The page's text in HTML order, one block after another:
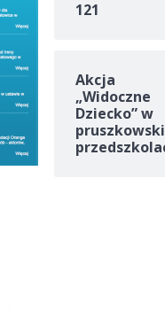
121
Akcja
„Widoczne
Dziecko” w